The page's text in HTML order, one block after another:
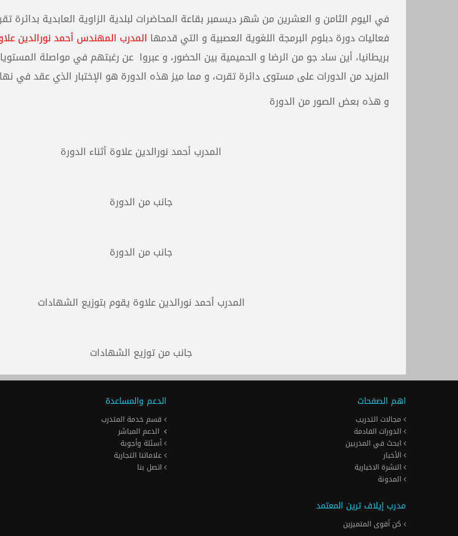
في اليوم الثامن و العشرين من شهر ديسمبر بقاعة المحاضرات لبلدية الزاوية العابدية بدائرة
فعاليات دورة دبلوم البرمجة اللغوية العصبية و التي قدمها المدرب المهندس أحمد نورالدين
بريطانيا، أين ساد جو من الرضا و الحميمية بين الحضور، و عبروا عن رغبتهم في مواصلة
المزيد من الدورات على مستوى دائرة تقرت، و مما ميز هذه الدورة هو الإختبار الذي عقد في
و هذه بعض الصور من الدورة
المدرب أحمد نورالدين علاوة أثناء الدورة
جانب من الدورة
جانب من الدورة
المدرب أحمد نورالدين علاوة يقوم بتوزيع الشهادات
جانب من توزيع الشهادات
اهم الصفحات
مجالات التدريب
الدورات القادمة
ابحث في المدربين
الأخبار
النشرة الاخبارية
المدونة
مدرب إيلاف ترين المعتمد
كن أقوى المتميزين
الدعم والمساعدة
قسم خدمة المتدرب
الدعم المباشر
أسئلة وأجوبة
علاماتنا التجارية
اتصل بنا